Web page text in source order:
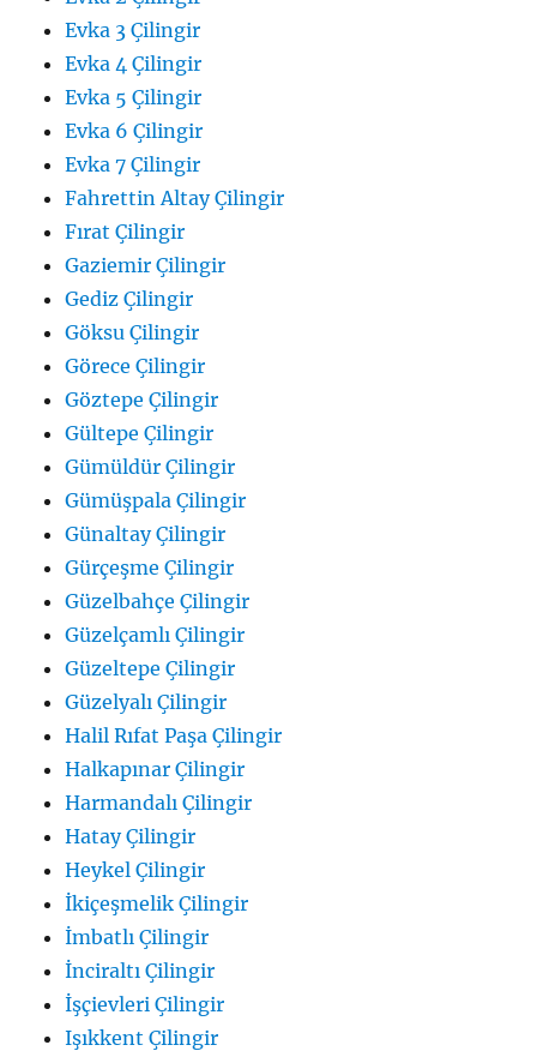
Evka 3 Çilingir
Evka 4 Çilingir
Evka 5 Çilingir
Evka 6 Çilingir
Evka 7 Çilingir
Fahrettin Altay Çilingir
Fırat Çilingir
Gaziemir Çilingir
Gediz Çilingir
Göksu Çilingir
Görece Çilingir
Göztepe Çilingir
Gültepe Çilingir
Gümüldür Çilingir
Gümüşpala Çilingir
Günaltay Çilingir
Gürçeşme Çilingir
Güzelbahçe Çilingir
Güzelçamlı Çilingir
Güzeltepe Çilingir
Güzelyalı Çilingir
Halil Rıfat Paşa Çilingir
Halkapınar Çilingir
Harmandalı Çilingir
Hatay Çilingir
Heykel Çilingir
İkiçeşmelik Çilingir
İmbatlı Çilingir
İnciraltı Çilingir
İşçievleri Çilingir
Işıkkent Çilingir